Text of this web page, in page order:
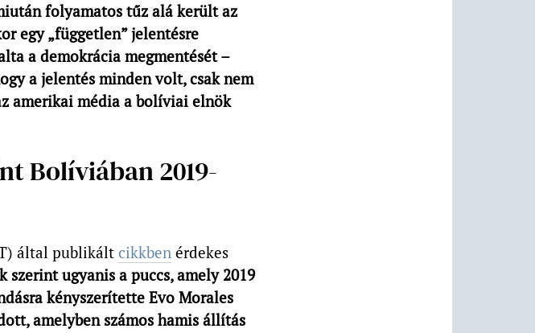
folyamatos tűz alá került az
egy „független” jelentésre
a demokrácia megmentését –
a jelentés minden volt, csak nem
amerikai média a bolíviai elnök
Bolíviában 2019-
által publikáltcikkben érdekes
szerint ugyanis a puccs, amely 2019
kényszerítette Evo Morales
amelyben számos hamis állítás